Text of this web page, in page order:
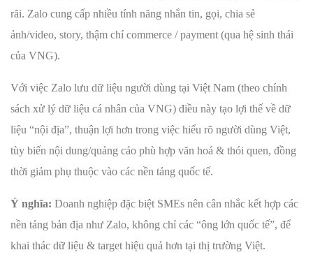
rãi. Zalo cung cấp nhiều tính năng nhắn tin, gọi, chia sẻ
ảnh/video, story, thậm chí commerce / payment (qua hệ sinh thái
của VNG).
Với việc Zalo lưu dữ liệu người dùng tại Việt Nam (theo chính
sách xử lý dữ liệu cá nhân của VNG) điều này tạo lợi thế về dữ
liệu “nội địa”, thuận lợi hơn trong việc hiểu rõ người dùng Việt,
tùy biến nội dung/quảng cáo phù hợp văn hoá & thói quen, đồng
thời giảm phụ thuộc vào các nền tảng quốc tế.
Ý nghĩa: Doanh nghiệp đặc biệt SMEs nên cân nhắc kết hợp các
nền tảng bản địa như Zalo, không chỉ các “ông lớn quốc tế”, để
khai thác dữ liệu & target hiệu quả hơn tại thị trường Việt.